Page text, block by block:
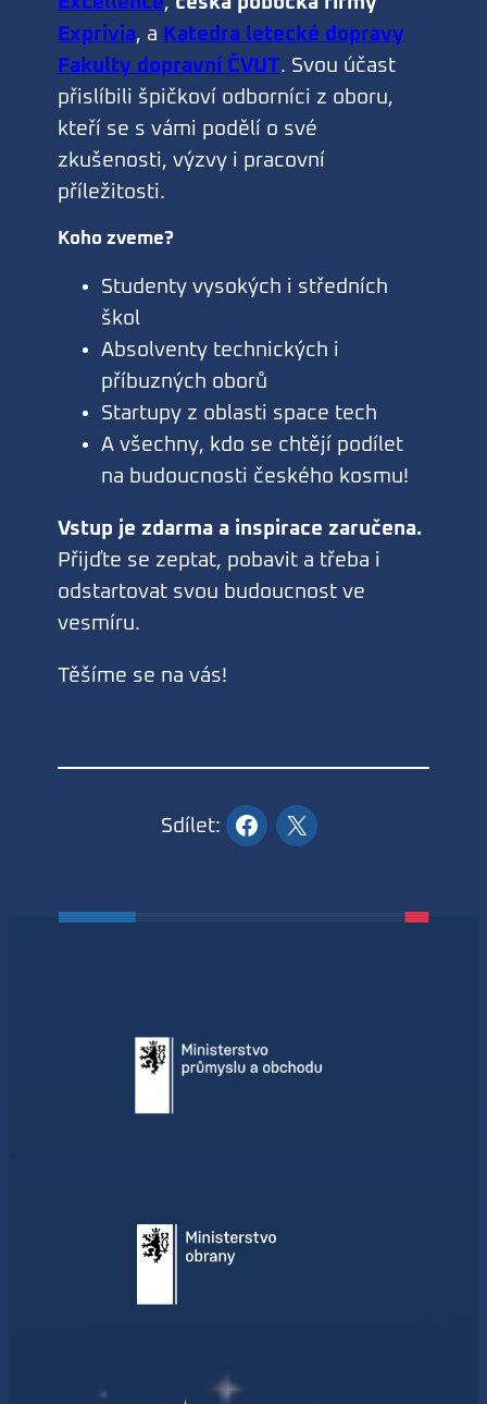
Exprivia, a Katedra letecké dopravy
Fakulty dopravní ČVUT. Svou účast
přislíbili špičkoví odborníci z oboru,
kteří se s vámi podělí o své
zkušenosti, výzvy i pracovní
příležitosti.
Koho zveme?
Studenty vysokých i středních
škol
Absolventy technických i
příbuzných oborů
Startupy z oblasti space tech
A všechny, kdo se chtějí podílet
na budoucnosti českého kosmu!
Vstup je zdarma a inspirace zaručena.
Přijďte se zeptat, pobavit a třeba i
odstartovat svou budoucnost ve
vesmíru.
Těšíme se na vás!
Sdílet: